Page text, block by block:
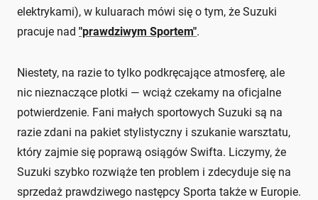
elektrykami), w kuluarach mówi się o tym, że Suzuki
pracuje nad "prawdziwym Sportem".
Niestety, na razie to tylko podkręcające atmosferę, ale
nic nieznaczące plotki — wciąż czekamy na oficjalne
potwierdzenie. Fani małych sportowych Suzuki są na
razie zdani na pakiet stylistyczny i szukanie warsztatu,
który zajmie się poprawą osiągów Swifta. Liczymy, że
Suzuki szybko rozwiąże ten problem i zdecyduje się na
sprzedaż prawdziwego następcy Sporta także w Europie.